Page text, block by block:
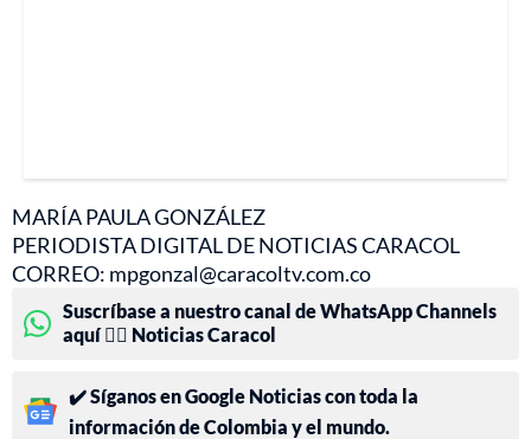
MARÍA PAULA GONZÁLEZ
PERIODISTA DIGITAL DE NOTICIAS CARACOL
CORREO: mpgonzal@caracoltv.com.co
Suscríbase a nuestro canal de WhatsApp Channels
aquí 👉🏻 Noticias Caracol
✔️ Síganos en Google Noticias con toda la
información de Colombia y el mundo.